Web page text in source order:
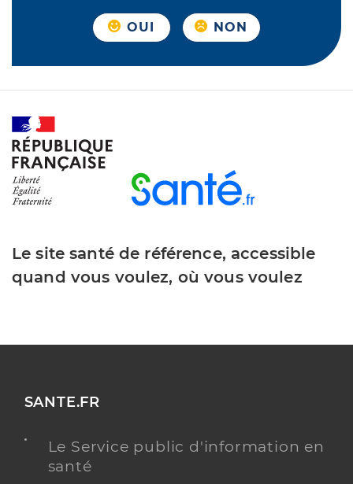
OUI NON
Le site santé de référence, accessible
quand vous voulez, où vous voulez
SANTE.FR
Le Service public d'information en
santé